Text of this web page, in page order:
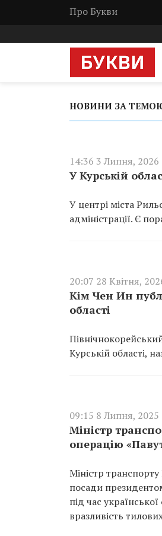
Про Букви
НОВИНИ ЗА
14:36 3 Липня, 2026
У Курській
У центрі міста
адміністрації. Є
20:07 28 Квітня,
Кім Чен Ин
області
Курській області,
09:15 8 Липня, 2025
Міністр
операцію
Міністр
посади
під час
вразливість